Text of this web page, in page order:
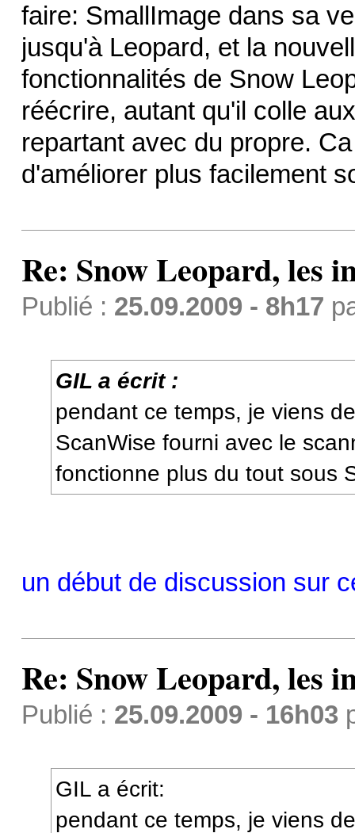
faire: SmallImage dans sa
jusqu'à Leopard, et la
fonctionnalités de Snow
réécrire, autant qu'il colle
repartant avec du propre.
d'améliorer plus facilement
Re: Snow Leopard, les
Publié : 25.09.2009 - 8h17
GIL a écrit :
pendant ce temps, je viens
ScanWise fourni avec le
fonctionne plus du tout sous
un début de discussion sur
Re: Snow Leopard, les
Publié : 25.09.2009 - 16h03
GIL a écrit:
pendant ce temps, je viens